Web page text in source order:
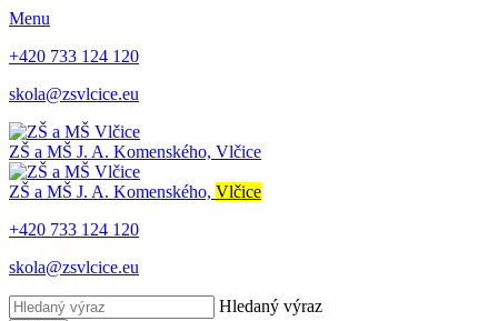
Menu
+420 733 124 120
skola@zsvlcice.eu
ZŠ a MŠ J. A. Komenského, Vlčice
ZŠ a MŠ J. A. Komenského, Vlčice
+420 733 124 120
skola@zsvlcice.eu
Hledaný výraz